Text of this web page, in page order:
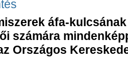
áfa-
számára
Országos